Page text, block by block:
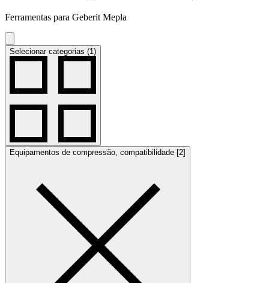
Ferramentas para Geberit Mepla
Selecionar categorias (1)
Equipamentos de compressão, compatibilidade [2]